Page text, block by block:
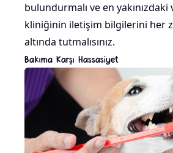
bulundurmalı ve en
kliniğinin iletişim bilgilerini her
altında tutmalısınız.
Bakıma Karşı Hassasiyet